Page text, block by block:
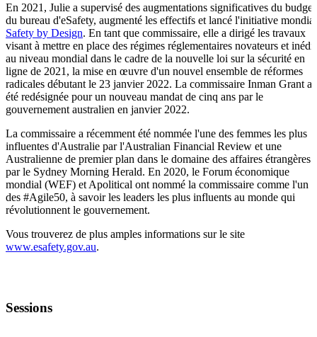
En 2021, Julie a supervisé des augmentations significatives du budget
du bureau d'eSafety, augmenté les effectifs et lancé l'initiative
Safety by Design. En tant que commissaire, elle a dirigé les travaux
visant à mettre en place des régimes réglementaires novateurs et
au niveau mondial dans le cadre de la nouvelle loi sur la sécurité en
ligne de 2021, la mise en œuvre d'un nouvel ensemble de réformes
radicales débutant le 23 janvier 2022. La commissaire Inman Grant a
été redésignée pour un nouveau mandat de cinq ans par le
gouvernement australien en janvier 2022.
La commissaire a récemment été nommée l'une des femmes les plus
influentes d'Australie par l'Australian Financial Review et une
Australienne de premier plan dans le domaine des affaires étrangères
par le Sydney Morning Herald. En 2020, le Forum économique
mondial (WEF) et Apolitical ont nommé la commissaire comme l'un
des #Agile50, à savoir les leaders les plus influents au monde qui
révolutionnent le gouvernement.
Vous trouverez de plus amples informations sur le site
www.esafety.gov.au.
Sessions